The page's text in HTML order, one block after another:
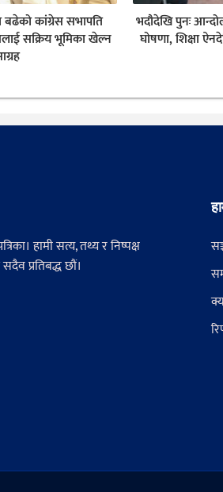
कांग्रेस सभापति
सक्रिय भूमिका खेल्न
भदौदेखि पुनः
घोषणा, शिक्षा
हामी सत्य, तथ्य र निष्पक्ष
प्रतिबद्ध छौं।